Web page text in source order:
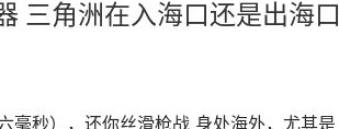
三角洲在入海口还是出海口
毫秒），还你丝滑枪战 身处海外，尤其是